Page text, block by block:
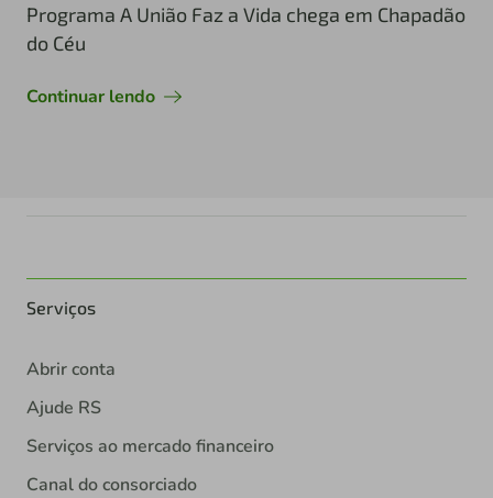
Programa A União Faz a Vida chega em Chapadão
do Céu
Continuar lendo
Serviços
Abrir conta
Ajude RS
Serviços ao mercado financeiro
Canal do consorciado